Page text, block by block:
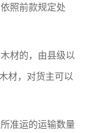
照前款规定处
的，由县级以
材，对货主可以
准运的运输数量